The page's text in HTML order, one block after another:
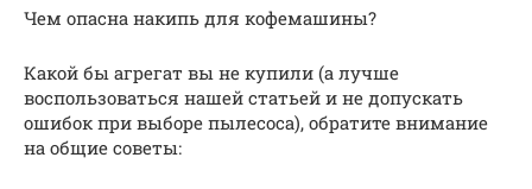
Чем опасна накипь для кофемашины?
Какой бы агрегат вы не купили (а лучше
воспользоваться нашей статьей и не допускать
ошибок при выборе пылесоса), обратите внимание
на общие советы: